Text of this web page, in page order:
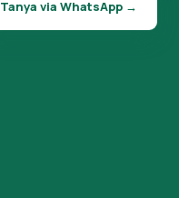
Tanya via WhatsApp →